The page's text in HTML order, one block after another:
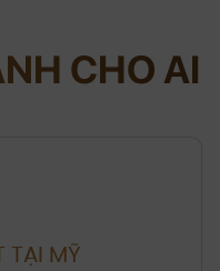
CHO AI
TẠI MỸ